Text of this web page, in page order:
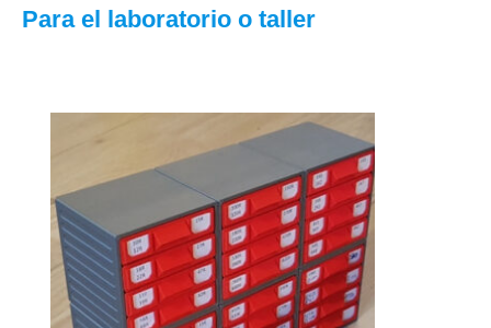
Para el laboratorio o taller